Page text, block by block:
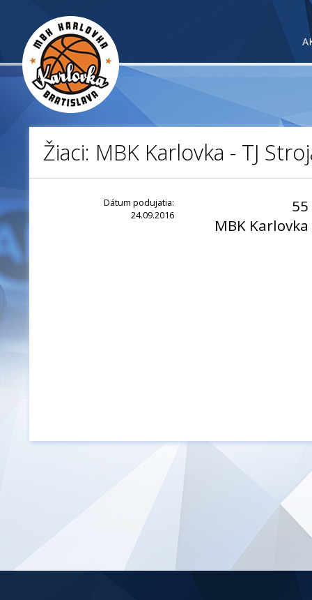
Žiaci: MBK Karlovka - TJ
Dátum podujatia:
24.09.2016
55
MBK Karlovka